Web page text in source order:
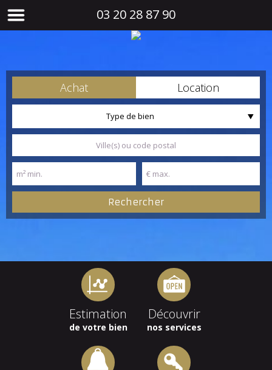
03 20 28 87 90
Achat Location
Type de bien
Estimation
de votre bien
Découvrir
nos services